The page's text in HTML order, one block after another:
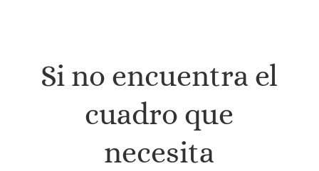
Si no encuentra el
cuadro que
necesita